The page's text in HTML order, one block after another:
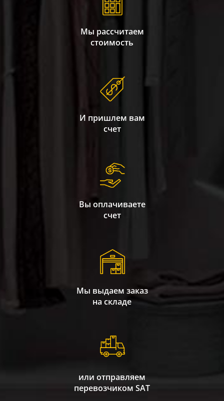
Мы рассчитаем
стоимость
И пришлем вам
счет
Вы оплачиваете
счет
Мы выдаем заказ
на складе
или отправляем
перевозчиком SAT